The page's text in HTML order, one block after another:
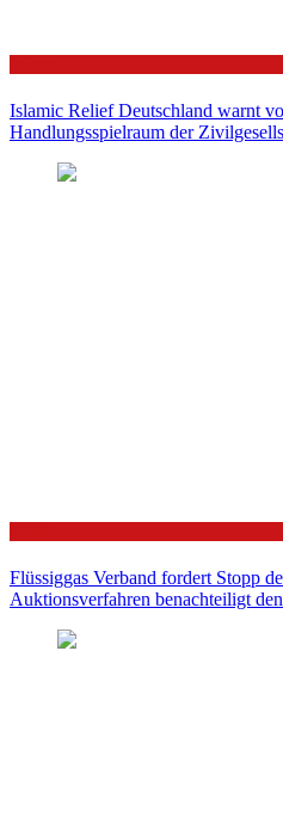
Islamic Relief Deutschland warnt
Handlungsspielraum der
Flüssiggas Verband fordert Stopp
Auktionsverfahren benachteiligt